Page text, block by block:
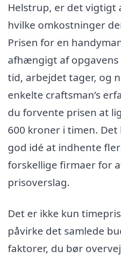
Helstrup, er det vigtigt
hvilke omkostninger
Prisen for en
afhængigt af
tid, arbejdet tager, og
enkelte craftsman’s
du forvente prisen at
600 kroner i timen.
god idé at indhente
forskellige firmaer for
prisoverslag.
Det er ikke kun
påvirke det samlede
faktorer, du bør